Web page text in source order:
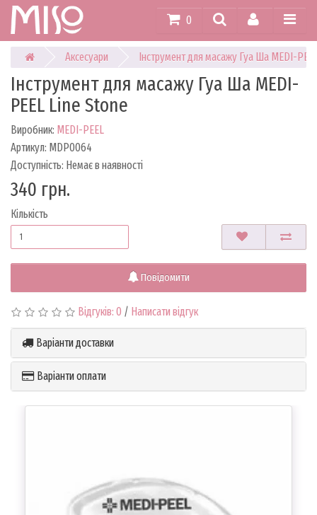
0
Аксесуари Інструмент для масажу Гуа Ша MEDI-
Інструмент для масажу Гуа Ша MEDI-
PEEL Line Stone
Виробник: MEDI-PEEL
Артикул: MDP0064
Доступність: Немає в наявності
340 грн.
Кількість
Повідомити
Відгуків: 0 / Написати відгук
Варіанти доставки
Варіанти оплати